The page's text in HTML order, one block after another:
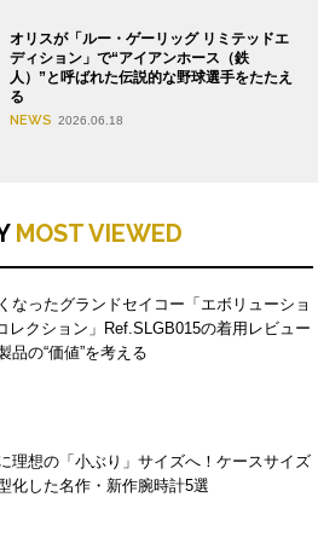
オリスが「ルー・ゲーリッグ リミテッドエ
ディション」で“アイアンホース（鉄
人）”と呼ばれた伝説的な野球選手をたたえ
る
NEWS 2026.06.18
MOST VIEWED
なったグランドセイコー「エボリューショ
レクション」Ref.SLGB015の着用レビュー
品の“価値”を考える
理想の「小ぶり」サイズへ！ケースサイズ
化した名作・新作腕時計5選